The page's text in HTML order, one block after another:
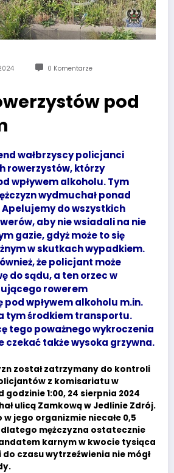
0 Komentarze
pod
wałbrzyscy policjanci
rowerzystów, którzy
wpływem alkoholu. Tym
wydmuchał ponad
do wszystkich
aby nie wsiadali na nie
gazie, gdyż może to się
w skutkach wypadkiem.
że policjant może
do sądu, a ten orzec w
rowerem
wpływem alkoholu m.in.
tym środkiem transportu.
tego poważnego wykroczenia
czekać także wysoka grzywna.
został zatrzymany do kontroli
z komisariatu w
godzinie 1:00, 24 sierpnia 2024
ulicą Zamkową w Jedlinie Zdrój.
w jego organizmie niecałe 0,5
mężczyzna ostatecznie
karnym w kwocie tysiąca
czasu wytrzeźwienia nie mógł